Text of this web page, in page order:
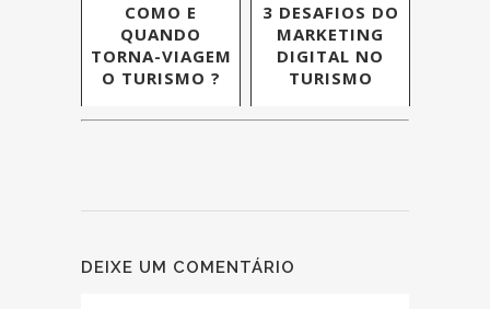
COMO E
QUANDO
TORNA-VIAGEM
O TURISMO ?
3 DESAFIOS DO
MARKETING
DIGITAL NO
TURISMO
DEIXE UM COMENTÁRIO